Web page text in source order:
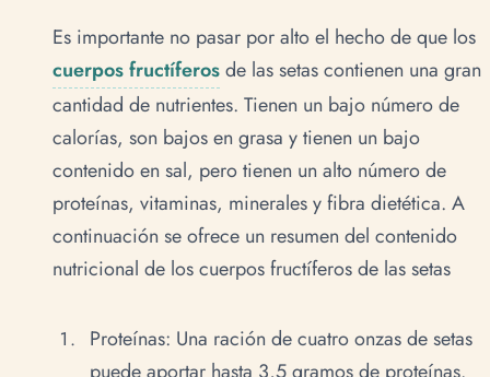
Es importante no pasar por alto el hecho de que los
cuerpos fructíferosde las setas contienen una gran
cantidad de nutrientes. Tienen un bajo número de
calorías, son bajos en grasa y tienen un bajo
contenido en sal, pero tienen un alto número de
proteínas, vitaminas, minerales y fibra dietética. A
continuación se ofrece un resumen del contenido
nutricional de los cuerpos fructíferos de las setas
Proteínas: Una ración de cuatro onzas de setas